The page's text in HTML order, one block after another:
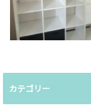
カテゴリー